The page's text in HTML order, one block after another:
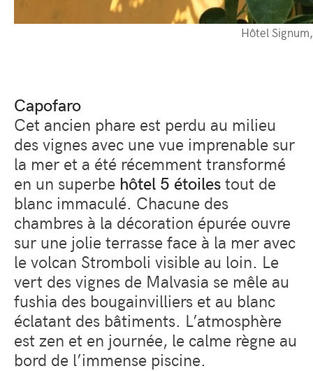
Hôtel
Capofaro
Cet ancien phare est perdu au milieu
des vignes avec une vue imprenable sur
la mer et a été récemment transformé
en un superbe hôtel 5 étoilestout de
blanc immaculé. Chacune des
chambres à la décoration épurée ouvre
sur une jolie terrasse face à la mer avec
le volcan Stromboli visible au loin. Le
vert des vignes de Malvasia se mêle au
fushia des bougainvilliers et au blanc
éclatant des bâtiments. L’atmosphère
est zen et en journée, le calme règne au
bord de l’immense piscine.